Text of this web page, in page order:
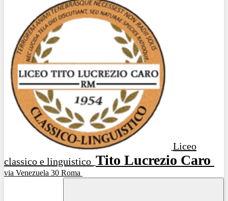
Liceo
classico e linguistico Tito Lucrezio Caro
via Venezuela 30 Roma